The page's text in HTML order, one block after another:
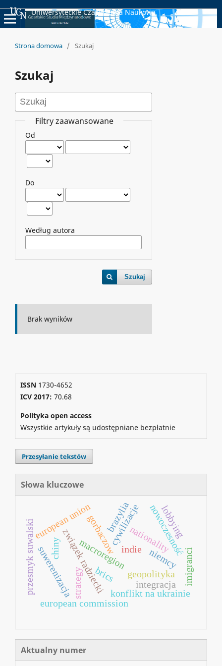
Uniwersyteckie Czasopisma Naukowe
Strona domowa / Szukaj
Szukaj
Filtry zaawansowane
Od
Do
Według autora
Szukaj
Brak wyników
ISSN1730-4652
ICV 2017: 70.68
Polityka open access
Wszystkie artykuły są udostępniane bezpłatnie
Przesyłanie tekstów
Słowa kluczowe
nationality
związek radziecki geopolityka
macroregion
strategy
european commission
european uniongorbaczowbrazylia
suwerenizacja brics
indie
przesmyk suwalski konflikt na ukrainie
cywilizacjenowoczesność
chiny niemcy
lobbying
integracja imigranci
Aktualny numer